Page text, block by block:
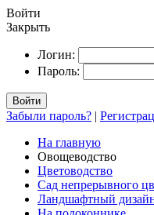
Войти
Закрыть
Логин:
Пароль:
Войти
Забыли пароль? |
На главную
Овощеводство
Цветоводство
Сад непрерывного
Ландшафтный